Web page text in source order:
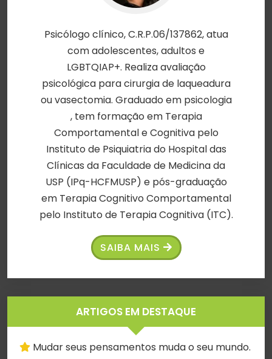
Psicólogo clínico, C.R.P.06/137862, atua
com adolescentes, adultos e
LGBTQIAP+. Realiza avaliação
psicológica para cirurgia de laqueadura
ou vasectomia. Graduado em psicologia
, tem formação em Terapia
Comportamental e Cognitiva pelo
Instituto de Psiquiatria do Hospital das
Clínicas da Faculdade de Medicina da
USP (IPq-HCFMUSP) e pós-graduação
em Terapia Cognitivo Comportamental
pelo Instituto de Terapia Cognitiva (ITC).
SAIBA MAIS
ARTIGOS EM DESTAQUE
Mudar seus pensamentos muda o seu mundo.